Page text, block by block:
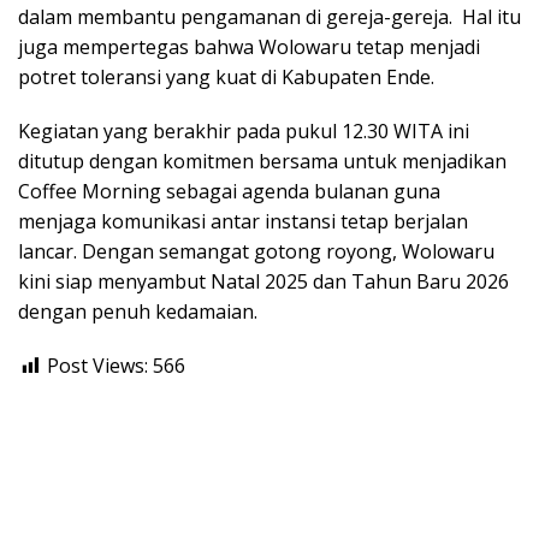
dalam membantu pengamanan di gereja-gereja. Hal itu
juga mempertegas bahwa Wolowaru tetap menjadi
potret toleransi yang kuat di Kabupaten Ende.
​Kegiatan yang berakhir pada pukul 12.30 WITA ini
ditutup dengan komitmen bersama untuk menjadikan
Coffee Morning sebagai agenda bulanan guna
menjaga komunikasi antar instansi tetap berjalan
lancar. Dengan semangat gotong royong, Wolowaru
kini siap menyambut Natal 2025 dan Tahun Baru 2026
dengan penuh kedamaian.
Post Views: 566